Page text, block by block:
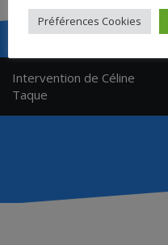
Navigation
de
l’article
Intervention de Céline
Taque
Préférences Cookies